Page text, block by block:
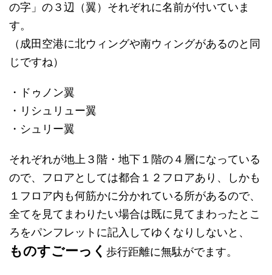
の字」の３辺（翼）それぞれに名前が付いていま
す。
（成田空港に北ウィングや南ウィングがあるのと同
じですね）
・ドゥノン翼
・リシュリュー翼
・シュリー翼
それぞれが地上３階・地下１階の４層になっている
ので、フロアとしては都合１２フロアあり、しかも
１フロア内も何筋かに分かれている所があるので、
全てを見てまわりたい場合は既に見てまわったとこ
ろをパンフレットに記入してゆくなりしないと、
ものすごーっく 歩行距離に無駄がでます。